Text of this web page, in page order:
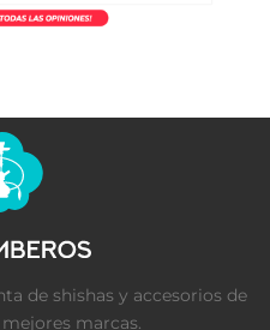
de shishas y accesorios de
marcas.